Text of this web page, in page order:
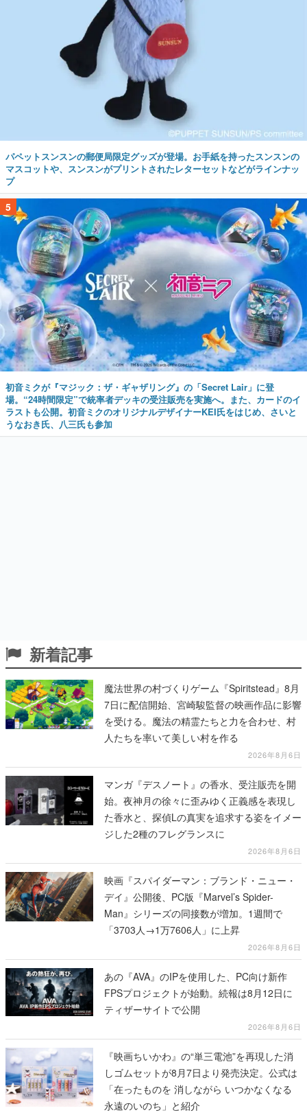
パペットスンスンの郵便局限定グッズが登場。お手紙を持ったスンスンの
マスコットや、スンスンがプリントされたレターセットなどがラインナッ
プ
5
初音ミクが『マジック：ザ・ギャザリング』の「Secret Lair」に登
場。“24時間限定”で統率者デッキの受注販売を実施へ。また、カードのイ
ラストも公開。初音ミクのオリジナルデザイナーKEI氏をはじめ、さいと
うなおき氏、八三氏も参加
新着記事
魔法世界の村づくりゲーム『Spiritstead』8月
7日に配信開始、宮崎駿監督の映画作品に影響
を受ける。魔法の精霊たちと力を合わせ、村
人たちを率いて美しい村を作る
2026年8月6日
マンガ『デスノート』の香水、受注販売を開
始。夜神月の徐々に歪みゆく正義感を表現し
た香水と、探偵Lの真実を追求する姿をイメー
ジした2種のフレグランスに
2026年8月6日
映画『スパイダーマン：ブランド・ニュー・
デイ』公開後、PC版『Marvel’s Spider-
Man』シリーズの同接数が増加。1週間で
「3703人→1万7606人」に上昇
2026年8月6日
あの『AVA』のIPを使用した、PC向け新作
FPSプロジェクトが始動。続報は8月12日に
ティザーサイトで公開
2026年8月6日
『映画ちいかわ』の“単三電池”を再現した消
しゴムセットが8月7日より発売決定。公式は
「在ったものを 消しながら いつかなくなる
永遠のいのち」と紹介